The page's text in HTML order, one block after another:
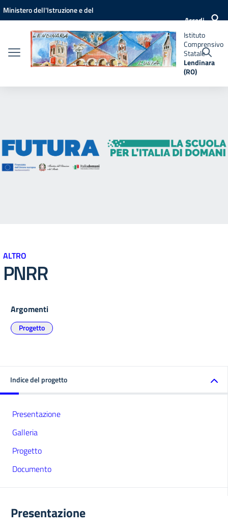
Vai ai contenuti
Vai al menu di navigazione
Vai al footer
Ministero dell'Istruzione e del
Accedi
Istituto
Comprensivo
Lendinara
(RO)
Istituto
Comprensivo
Statale
Lendinara
(RO)
ALTRO
PNRR
Argomenti
Progetto
Indice del progetto
Presentazione
Galleria
Progetto
Documento
Presentazione